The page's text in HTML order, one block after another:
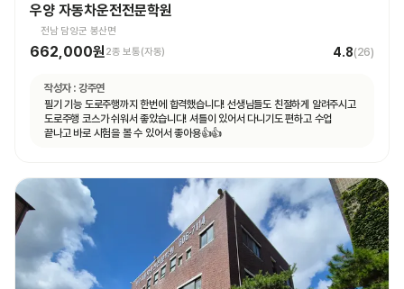
우양 자동차운전전문학원
전남 담양군 봉산면
662,000원 2종 보통(자동) 4.8(26)
작성자 : 강주연
필기 기능 도로주행까지 한번에 합격했습니다! 선생님들도 친절하게 알려주시고
도로주행 코스가 쉬워서 좋았습니다! 셔틀이 있어서 다니기도 편하고 수업
끝나고 바로 시험을 볼 수 있어서 좋아용👍👍